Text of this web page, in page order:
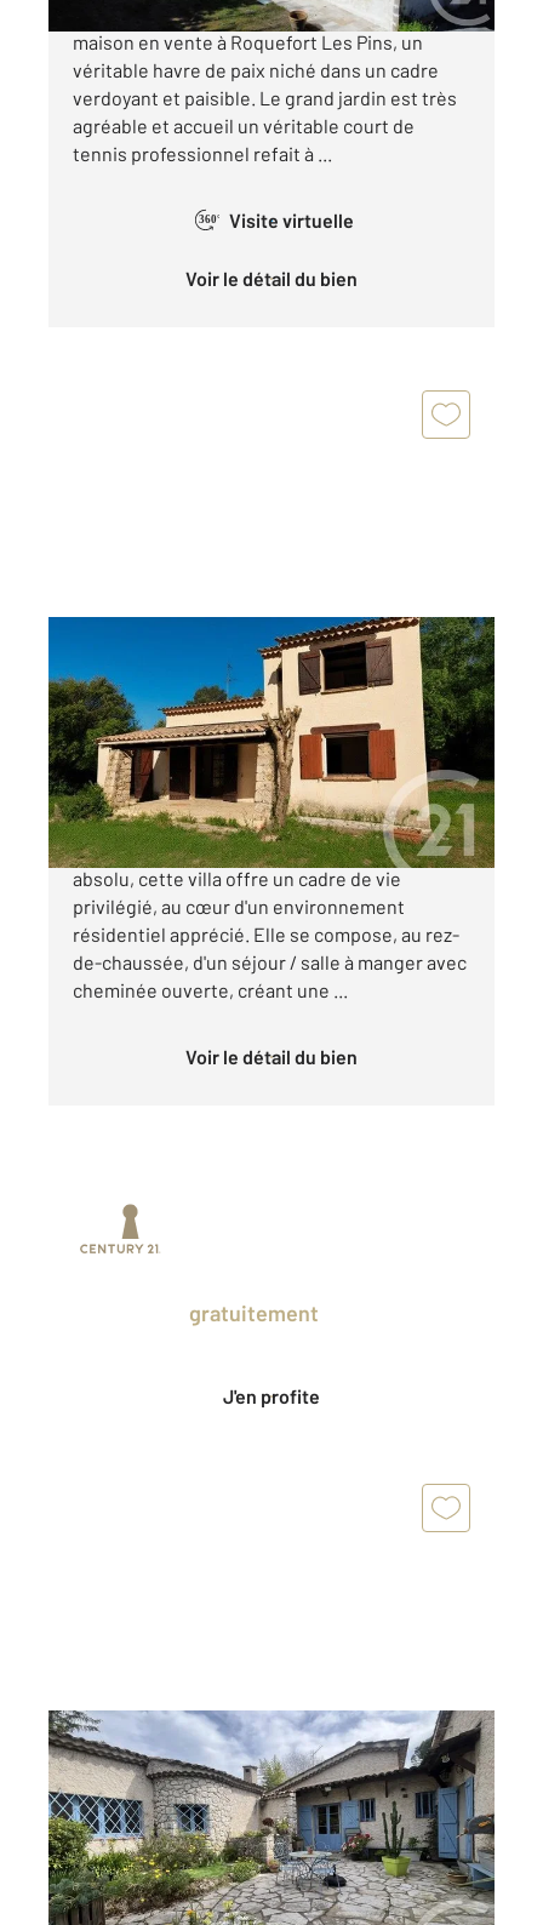
CO EXCLUSIVITE - Découvrez cette magnifique
maison en vente à Roquefort Les Pins, un
véritable havre de paix niché dans un cadre
verdoyant et paisible. Le grand jardin est très
agréable et accueil un véritable court de
tennis professionnel refait à ...
360° Visite virtuelle
Voir le détail du bien
ROQUEFORT LES PINS 06
76 m
Ref : 31953
Maison à vendre
519 750 €
Située dans un secteur recherché et au calme
absolu, cette villa offre un cadre de vie
privilégié, au cœur d'un environnement
résidentiel apprécié. Elle se compose, au rez-
de-chaussée, d'un séjour / salle à manger avec
cheminée ouverte, créant une ...
Voir le détail du bien
gratuitement
J'en profite
ROQUEFORT LES PINS 06
223,07 m2, 6 pièces
Ref : 31723
Maison à vendre
1 300 000 €